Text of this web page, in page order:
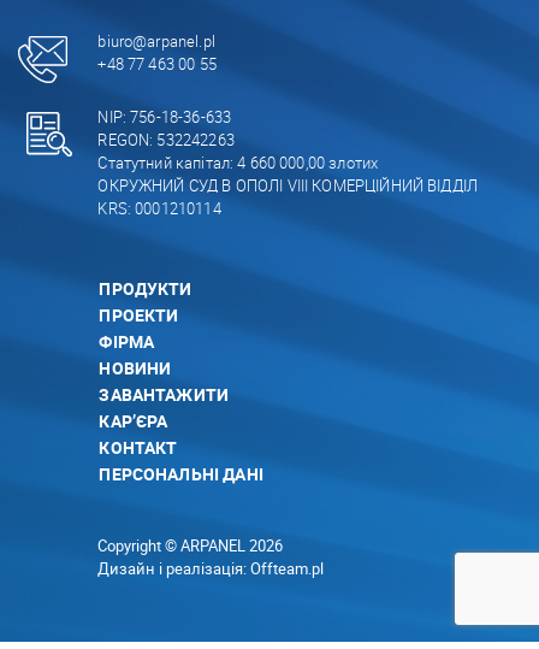
biuro@arpanel.pl
+48 77 463 00 55
NIP: 756-18-36-633
REGON: 532242263
Статутний капітал: 4 660 000,00 злотих
ОКРУЖНИЙ СУД В ОПОЛІ VIII КОМЕРЦІЙНИЙ ВІДДІЛ
KRS: 0001210114
ПРОДУКТИ
ПРОЕКТИ
ФІРМА
НОВИНИ
ЗАВАНТАЖИТИ
КАР’ЄРА
КОНТАКТ
ПЕРСОНАЛЬНІ ДАНІ
Copyright © ARPANEL 2026
Дизайн і реалізація:Offteam.pl